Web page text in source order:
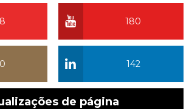
180
142
de página